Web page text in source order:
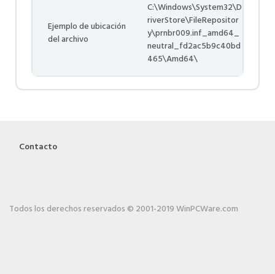
Ejemplo de ubicación
del archivo
C:\Windows\System32\D
riverStore\FileRepositor
y\prnbr009.inf_amd64_
neutral_fd2ac5b9c40bd
465\Amd64\
Contacto
Todos los derechos reservados © 2001-2019 WinPCWare.com